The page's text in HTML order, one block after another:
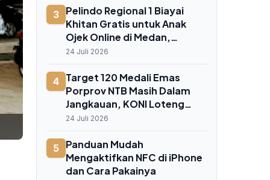
3 Pelindo Regional 1 Biayai
Khitan Gratis untuk Anak
Ojek Online di Medan,
Bentuk Peringatan Hari Anak
24 Juli 2026
4 Target 120 Medali Emas
Porprov NTB Masih Dalam
Jangkauan, KONI Loteng
Siapkan Bonus Rp 25 Juta per
24 Juli 2026
5 Panduan Mudah
Mengaktifkan NFC di iPhone
dan Cara Pakainya